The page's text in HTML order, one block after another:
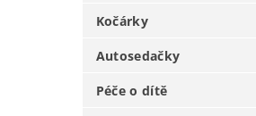
Kočárky
Autosedačky
Péče o dítě